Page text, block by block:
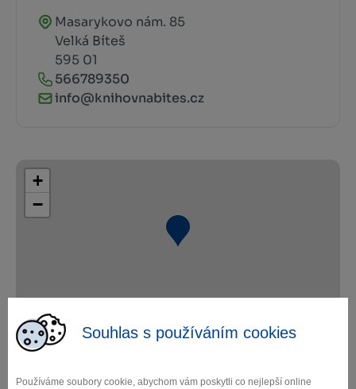
Souhlas s používáním cookies
Používáme soubory cookie, abychom vám poskytli co nejlepší online
Masarykovo nám. 85
Velká Bíteš
595 01
566789350
info@knihovnabites.cz
+
−
Leaflet|© Seznam.cz a.s. a další